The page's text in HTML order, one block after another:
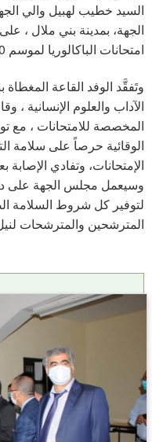
السيد خطيب لهبيل والي
الجهة، بمدينة بني ملال ،
امتحانات الباكالوريا لموسم 2019/2020.
وتَفقَّد الوفد القاعة المغطاة
الآداب والعلوم الإنسانية
المخصصة للامتحانات ، مع
الوقائية حرصاً على سلامة
الإمتحانات، وتفادي الإصابة
وسيعمل مجلس الجهة على دعم
لتوفير كل شروط السلامة
المترشحين والمترشحات لنيل